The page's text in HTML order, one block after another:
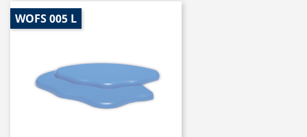
WOFS 005 L